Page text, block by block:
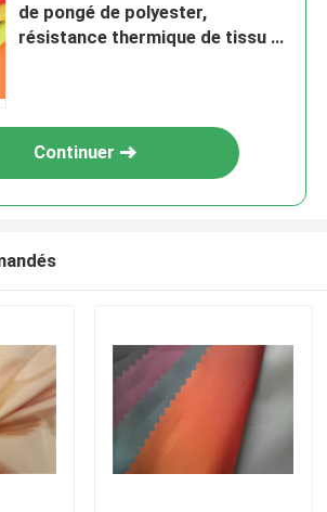
de pongé de polyester,
résistance thermique de tissu de
Continuer